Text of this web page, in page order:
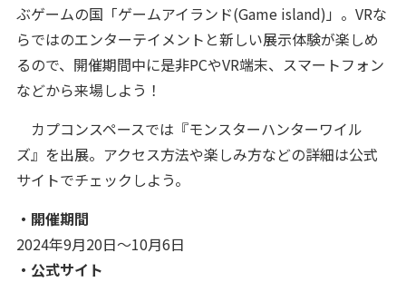
ぶゲームの国「ゲームアイランド(Game island)」。VRな
らではのエンターテイメントと新しい展示体験が楽しめ
るので、開催期間中に是非PCやVR端末、スマートフォン
などから来場しよう！
カプコンスペースでは『モンスターハンターワイル
ズ』を出展。アクセス方法や楽しみ方などの詳細は公式
サイトでチェックしよう。
・開催期間
2024年9月20日～10月6日
・公式サイト